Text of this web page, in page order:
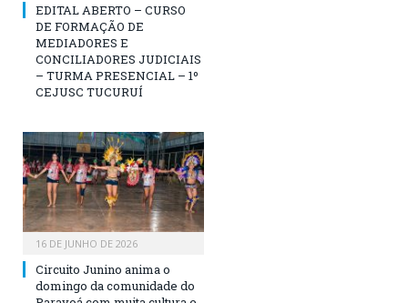
EDITAL ABERTO – CURSO
DE FORMAÇÃO DE
MEDIADORES E
CONCILIADORES JUDICIAIS
– TURMA PRESENCIAL – 1º
CEJUSC TUCURUÍ
16 DE JUNHO DE 2026
Circuito Junino anima o
domingo da comunidade do